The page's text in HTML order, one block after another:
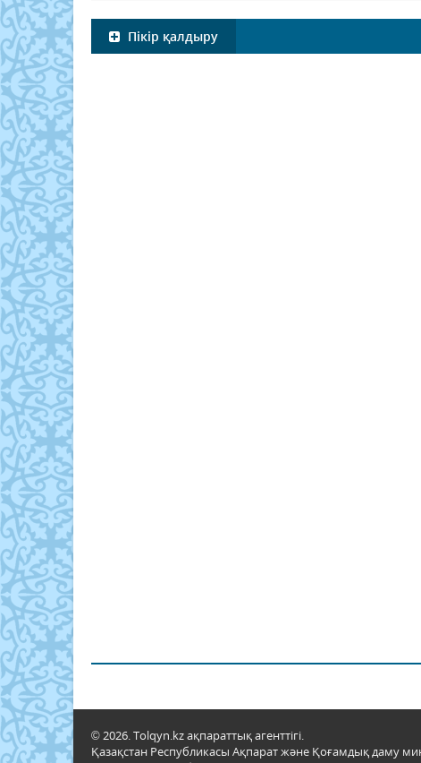
Пікір қалдыру
© 2026. Tolqyn.kz ақпараттық агенттігі.
Қазақстан Республикасы Ақпарат және Қоғамдық даму